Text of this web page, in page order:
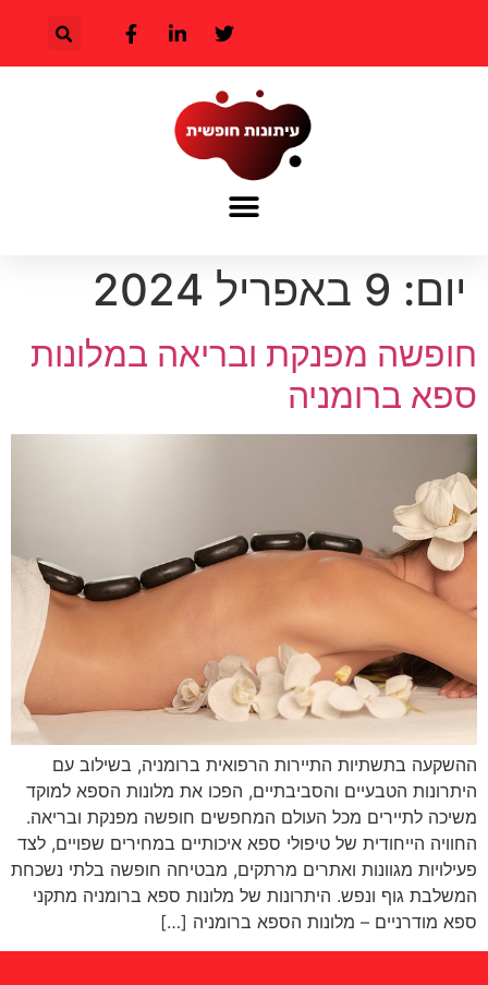
יום: 9 באפריל 2024
חופשה מפנקת ובריאה במלונות
ספא ברומניה
ההשקעה בתשתיות התיירות הרפואית ברומניה, בשילוב עם
היתרונות הטבעיים והסביבתיים, הפכו את מלונות הספא למוקד
משיכה לתיירים מכל העולם המחפשים חופשה מפנקת ובריאה.
החוויה הייחודית של טיפולי ספא איכותיים במחירים שפויים, לצד
פעילויות מגוונות ואתרים מרתקים, מבטיחה חופשה בלתי נשכחת
המשלבת גוף ונפש. היתרונות של מלונות ספא ברומניה מתקני
ספא מודרניים – מלונות הספא ברומניה […]